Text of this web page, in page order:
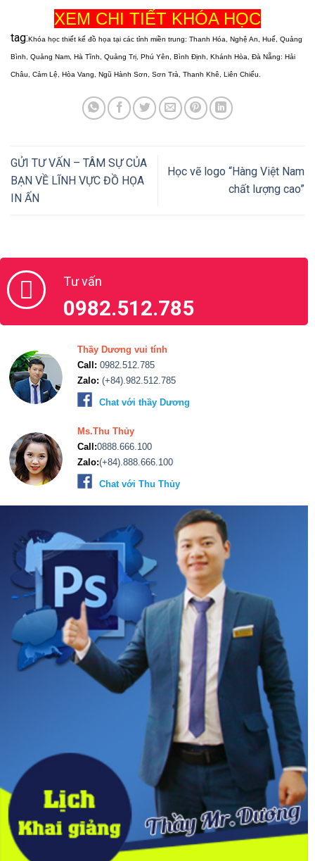
XEM CHI TIẾT KHÓA HỌC
tag:Khóa học thiết kế đồ họa tại các tỉnh miền trung: Thanh Hóa, Nghệ An, Huế, Quảng
Bình, Quảng Nam, Hà Tĩnh, Quảng Trị, Phú Yên, Bình Định, Khánh Hòa, Đà Nẵng: Hải
Châu, Cảm Lệ, Hòa Vang, Ngũ Hành Sơn, Sơn Trà, Thanh Khê, Liên Chiểu.
GỬI TƯ VẤN – TÂM SỰ CỦA
BẠN VỀ LĨNH VỰC ĐỒ HỌA
IN ẤN
Học vẽ logo “Hàng Việt Nam
chất lượng cao”
Tư vấn
0982.512.785
Thầy Dương vui tính
Call: 0982.512.785
Zalo: (+84).982.512.785
Chat với thầy Dương
Ms.Thu Thủy
Call:0888.666.100
Zalo:(+84).888.666.100
Chat với Thu Thủy